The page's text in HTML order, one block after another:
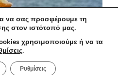
να σας προσφέρουμε τη
στον ιστότοπό μας.
χρησιμοποιούμε ή να τα
.
Ρυθμίσεις